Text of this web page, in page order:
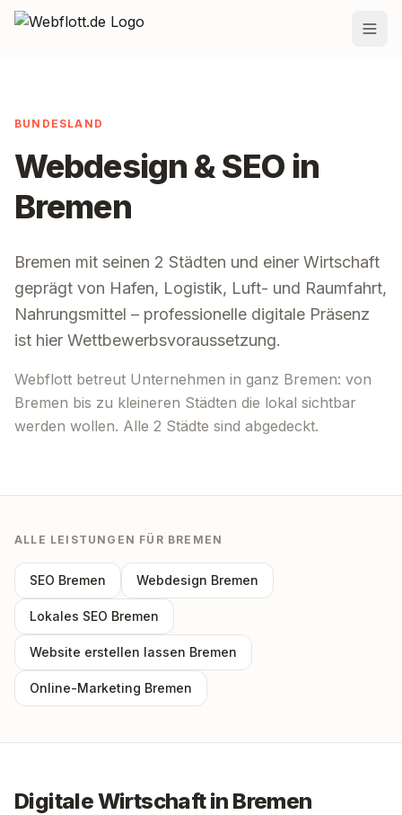
Zum Inhalt springen
Preise
Projekte
Team
Standorte
Kontakt
BUNDESLAND
Webdesign & SEO in
Bremen
Bremen mit seinen 2 Städten und einer Wirtschaft
geprägt von Hafen, Logistik, Luft- und Raumfahrt,
Nahrungsmittel – professionelle digitale Präsenz
ist hier Wettbewerbsvoraussetzung.
Webflott betreut Unternehmen in ganz Bremen: von
Bremen bis zu kleineren Städten die lokal sichtbar
werden wollen. Alle 2 Städte sind abgedeckt.
ALLE LEISTUNGEN FÜR BREMEN
SEO Bremen Webdesign Bremen
Lokales SEO Bremen
Website erstellen lassen Bremen
Online-Marketing Bremen
Digitale Wirtschaft in Bremen